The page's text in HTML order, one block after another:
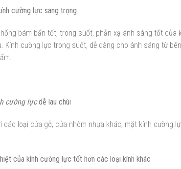
cường lực sang trọng
bám bẩn tốt, trong suốt, phản xạ ánh sáng tốt
Kính cường lực trong suốt, dễ dàng cho ánh sáng từ
cường lựcdễ lau chùi
các loại cửa gỗ, cửa nhôm nhựa khác, mặt kính cường
của kính cường lực tốt hơn các loại kính khác